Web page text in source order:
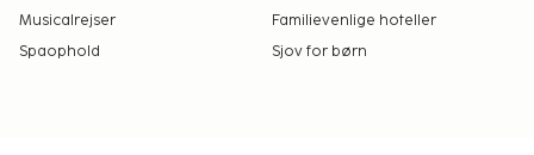
Musicalrejser
Familievenlige hoteller
Spaophold
Sjov for børn